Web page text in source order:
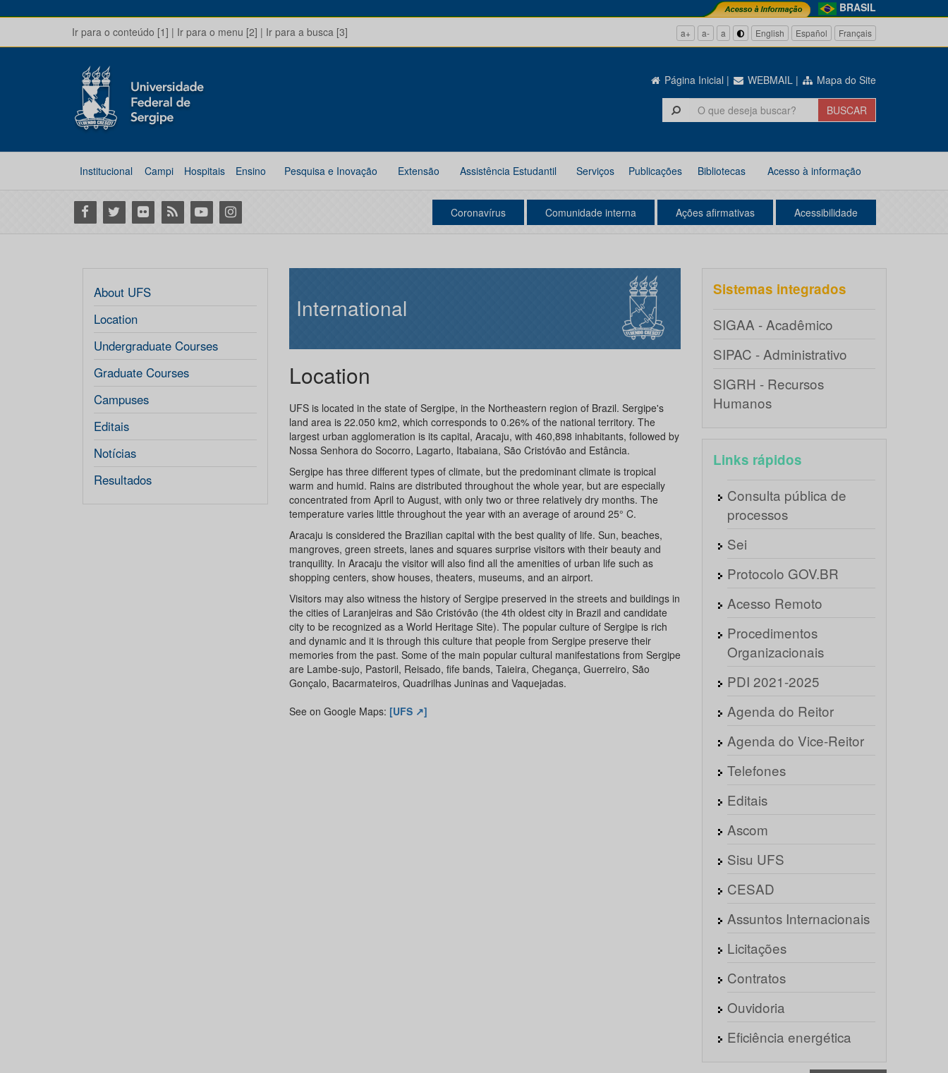
BRASIL
Ir para o conteúdo [1] | Ir para o menu [2] | Ir para a busca [3] a+ a- a English Español Français
Página Inicial | WEBMAIL | Mapa do Site
Institucional Campi Hospitais Ensino Pesquisa e Inovação Extensão Assistência Estudantil Serviços Publicações Bibliotecas Acesso à informação
Facebook
Twitter Flickr RSS YoutubeInstagram Coronavírus Comunidade interna Ações afirmativas Acessibilidade
About UFS
Location
Undergraduate Courses
Graduate Courses
Campuses
Editais
Notícias
Resultados
International
Location
UFS is located in the state of Sergipe, in the Northeastern region of Brazil. Sergipe's
land area is 22.050 km2, which corresponds to 0.26% of the national territory. The
largest urban agglomeration is its capital, Aracaju, with 460,898 inhabitants, followed by
Nossa Senhora do Socorro, Lagarto, Itabaiana, São Cristóvão and Estância.
Sergipe has three different types of climate, but the predominant climate is tropical
warm and humid. Rains are distributed throughout the whole year, but are especially
concentrated from April to August, with only two or three relatively dry months. The
temperature varies little throughout the year with an average of around 25° C.
Aracaju is considered the Brazilian capital with the best quality of life. Sun, beaches,
mangroves, green streets, lanes and squares surprise visitors with their beauty and
tranquility. In Aracaju the visitor will also find all the amenities of urban life such as
shopping centers, show houses, theaters, museums, and an airport.
Visitors may also witness the history of Sergipe preserved in the streets and buildings in
the cities of Laranjeiras and São Cristóvão (the 4th oldest city in Brazil and candidate
city to be recognized as a World Heritage Site). The popular culture of Sergipe is rich
and dynamic and it is through this culture that people from Sergipe preserve their
memories from the past. Some of the main popular cultural manifestations from Sergipe
are Lambe-sujo, Pastoril, Reisado, fife bands, Taieira, Chegança, Guerreiro, São
Gonçalo, Bacarmateiros, Quadrilhas Juninas and Vaquejadas.
See on Google Maps: [UFS ↗]
Sistemas integrados
SIGAA - Acadêmico
SIPAC - Administrativo
SIGRH - Recursos
Humanos
Links rápidos
Consulta pública de
processos
Sei
Protocolo GOV.BR
Acesso Remoto
Procedimentos
Organizacionais
PDI 2021-2025
Agenda do Reitor
Agenda do Vice-Reitor
Telefones
Editais
Ascom
Sisu UFS
CESAD
Assuntos Internacionais
Licitações
Contratos
Ouvidoria
Eficiência energética